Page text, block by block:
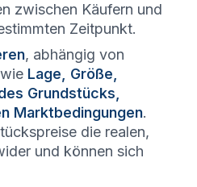
zwischen Käufern und
Zeitpunkt.
, abhängig von
Lage, Größe,
Grundstücks,
Marktbedingungen.
die realen,
und können sich